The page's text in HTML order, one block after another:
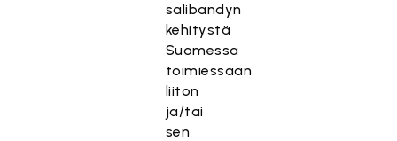
salibandyn
kehitystä
Suomessa
toimiessaan
liiton
ja/tai
sen